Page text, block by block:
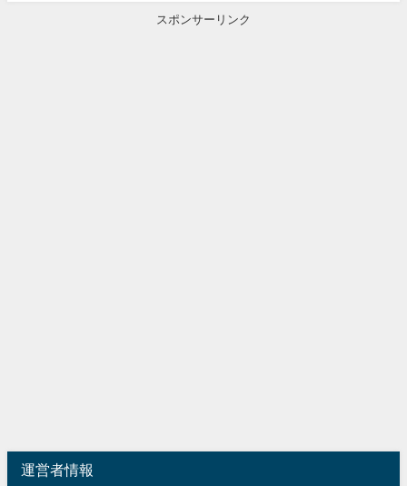
スポンサーリンク
運営者情報